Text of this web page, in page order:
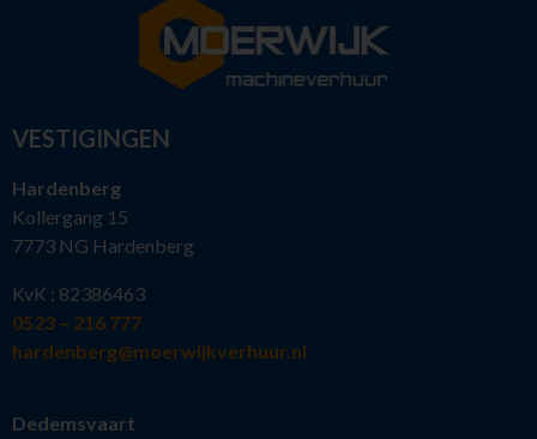
VESTIGINGEN
Hardenberg
Kollergang 15
7773 NG Hardenberg
KvK : 82386463
0523 – 216 777
hardenberg@moerwijkverhuur.nl
Dedemsvaart